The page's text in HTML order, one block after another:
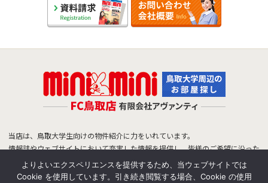
当店は、鳥取大学生向けの物件紹介に力をいれています。
情報誌やウェブサイトにおいて充実した情報を提供し、皆様のご希望に沿った
物件をご紹介できるよう努めています。
鳥取大学生のお部屋探しは、ミニミニFC鳥取店へお任せ下さい！
よりよいエクスペリエンスを提供するため、当ウェブサイトでは
Cookie を使用しています。引き続き閲覧する場合、Cookie の使用